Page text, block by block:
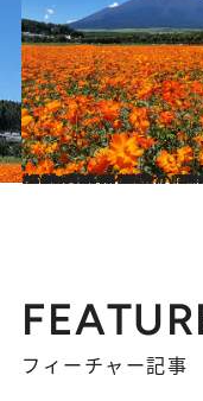
2024.10.5
【秋の絶景画像】2024年版 中部・北陸エリアの秋の絶景＆風物詩の画像（90点）
旅＆お出かけ
フィーチャー記事